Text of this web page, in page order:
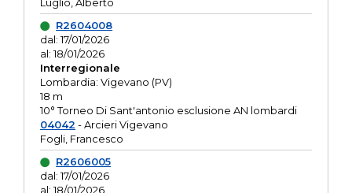
R2604008
dal: 17/01/2026
al: 18/01/2026
Interregionale
Lombardia: Vigevano (PV)
18 m
10° Torneo Di Sant'antonio esclusione AN lombardi
04042 - Arcieri Vigevano
Fogli, Francesco
R2606005
dal: 17/01/2026
al: 18/01/2026